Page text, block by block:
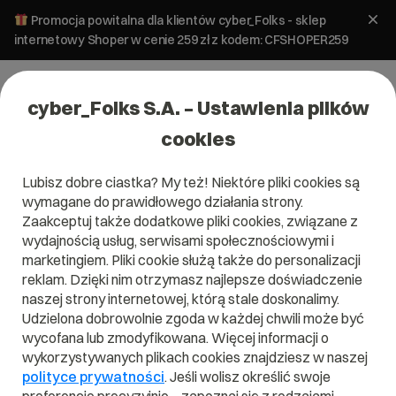
Promocja powitalna dla klientów cyber_Folks - sklep
internetowy Shoper w cenie 259 zł z kodem: CFSHOPER259
Stwórz stronę w
minutę
Kreator stron _now
Własna atrakcyjna strona uruchomiona w
cyber_Folks S.A. – Ustawienia plików
cookies
Lubisz dobre ciastka? My też! Niektóre pliki cookies są
wymagane do prawidłowego działania strony.
Zaakceptuj także dodatkowe pliki cookies, związane z
wydajnością usług, serwisami społecznościowymi i
marketingiem. Pliki cookie służą także do personalizacji
reklam. Dzięki nim otrzymasz najlepsze doświadczenie
naszej strony internetowej, którą stale doskonalimy.
Udzielona dobrowolnie zgoda w każdej chwili może być
wycofana lub zmodyfikowana. Więcej informacji o
wykorzystywanych plikach cookies znajdziesz w naszej
polityce prywatności. Jeśli wolisz określić swoje